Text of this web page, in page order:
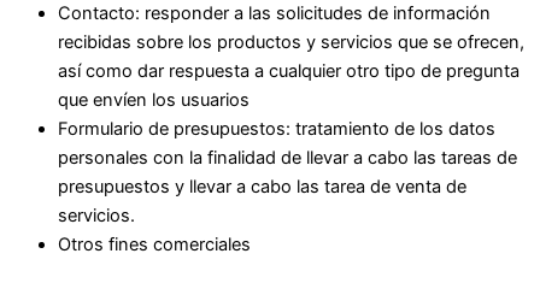
Contacto: responder a las solicitudes de información
recibidas sobre los productos y servicios que se ofrecen,
así como dar respuesta a cualquier otro tipo de pregunta
que envíen los usuarios
Formulario de presupuestos: tratamiento de los datos
personales con la finalidad de llevar a cabo las tareas de
presupuestos y llevar a cabo las tarea de venta de
servicios.
Otros fines comerciales